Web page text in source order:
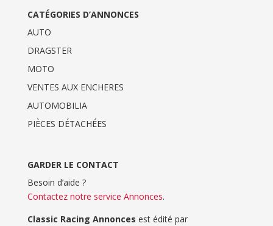
CATÉGORIES D’ANNONCES
AUTO
DRAGSTER
MOTO
VENTES AUX ENCHERES
AUTOMOBILIA
PIÈCES DÉTACHÉES
GARDER LE CONTACT
Besoin d’aide ?
Contactez notre service Annonces.
Classic Racing Annonces est édité par